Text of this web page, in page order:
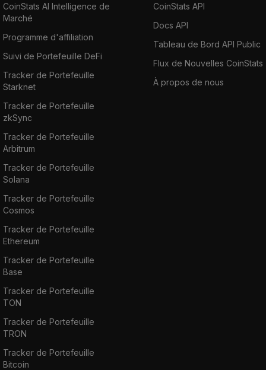
CoinStats AI Intelligence de
Marché
Programme d'affiliation
Suivi de Portefeuille DeFi
Tracker de Portefeuille
Starknet
Tracker de Portefeuille
zkSync
Tracker de Portefeuille
Arbitrum
Tracker de Portefeuille
Solana
Tracker de Portefeuille
Cosmos
Tracker de Portefeuille
Ethereum
Tracker de Portefeuille
Base
Tracker de Portefeuille
TON
Tracker de Portefeuille
TRON
Tracker de Portefeuille
Bitcoin
CoinStats API
Docs API
Tableau de Bord API Public
Flux de Nouvelles CoinStats
À propos de nous